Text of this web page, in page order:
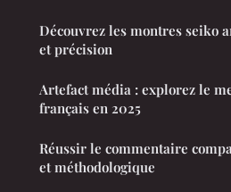
Découvrez les montres seiko
et précision
Artefact média : explorez le
français en 2025
Réussir le commentaire
et méthodologique